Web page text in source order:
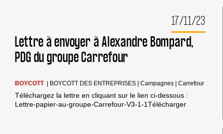
17/11/23
Lettre à envoyer à Alexandre Bompard,
PDG du groupe Carrefour
BOYCOTT BOYCOTT DES ENTREPRISES |Campagnes |Carrefour
Téléchargez la lettre en cliquant sur le lien ci-dessous :
Lettre-papier-au-groupe-Carrefour-V3-1-1Télécharger